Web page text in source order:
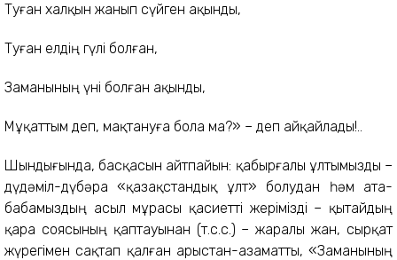
Туған халқын жанып сүйген ақынды,
Туған елдің гүлі болған,
Заманының үні болған ақынды,
Мұқаттым деп, мақтануға бола ма?» – деп айқайлады!..
Шындығында, басқасын айтпайын: қабырғалы ұлтымызды –
дүдәміл-дүбәра «қазақстандық ұлт» болудан һәм ата-
бабамыздың асыл мұрасы қасиетті жерімізді – қытайдың
қара соясының қаптауынан (т.с.с.) – жаралы жан, сырқат
жүрегімен сақтап қалған арыстан-азаматты, «Заманының